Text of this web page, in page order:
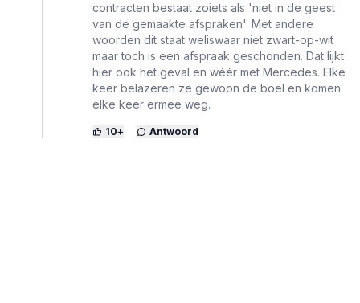
contracten bestaat zoiets als 'niet in de geest
van de gemaakte afspraken'. Met andere
woorden dit staat weliswaar niet zwart-op-wit
maar toch is een afspraak geschonden. Dat lijkt
hier ook het geval en wéér met Mercedes. Elke
keer belazeren ze gewoon de boel en komen
elke keer ermee weg.
10+ Antwoord